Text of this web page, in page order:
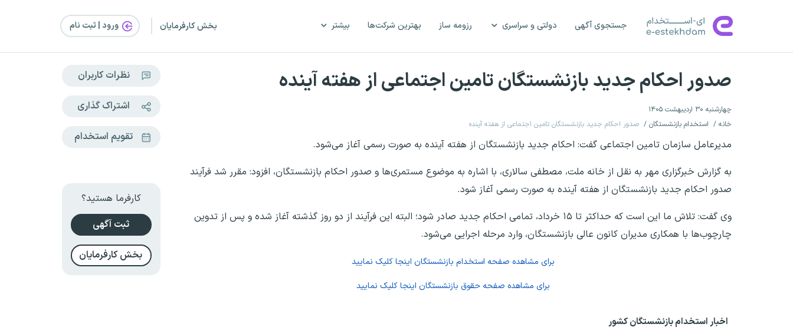
جستجوی آگهی دولتی و سراسری رزومه ساز بهترین شرکت‌ها بیشتر بخش کارفرمایان ورود | ثبت‌ نام
صدور احکام جدید بازنشستگان تامین اجتماعی از هفته آینده
چهارشنبه ۳۰ اردیبهشت ۱۴۰۵
خانه
استخدام بازنشستگان صدور احکام جدید بازنشستگان تامین اجتماعی از هفته آینده
مدیرعامل سازمان تامین اجتماعی گفت: احکام جدید بازنشستگان از هفته آینده به صورت رسمی آغاز می‌شود.
به گزارش خبرگزاری مهر به نقل از خانه ملت، مصطفی سالاری، با اشاره به موضوع مستمری‌ها و صدور احکام بازنشستگان، افزود: مقرر شد فرآیند
صدور احکام جدید بازنشستگان از هفته آینده به صورت رسمی آغاز شود.
وی گفت: تلاش ما این است که حداکثر تا ۱۵ خرداد، تمامی احکام جدید صادر شود؛ البته این فرآیند از دو روز گذشته آغاز شده و پس از تدوین
چارچوب‌ها با همکاری مدیران کانون عالی بازنشستگان، وارد مرحله اجرایی می‌شود.
برای مشاهده صفحه استخدام بازنشستگان اینجا کلیک نمایید
برای مشاهده صفحه حقوق بازنشستگان اینجا کلیک نمایید
اخبار استخدام بازنشستگان کشور
نظرات کاربران
اشتراک گذاری
تقویم استخدام
کارفرما هستید؟
ثبت آگهی
بخش کارفرمایان